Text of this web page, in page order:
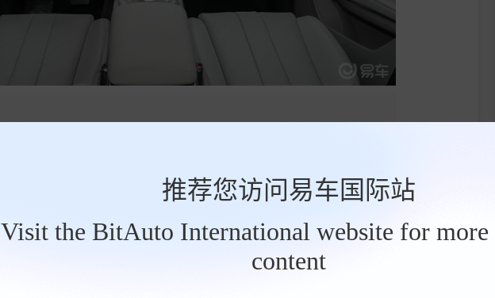
推荐您访问易车国际站
Visit the BitAuto International website for
content